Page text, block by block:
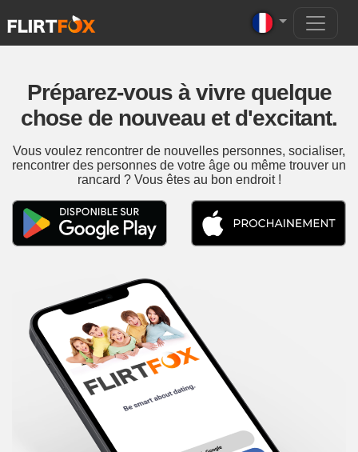
Préparez-vous à vivre quelque
chose de nouveau et d'excitant.
Vous voulez rencontrer de nouvelles personnes, socialiser,
rencontrer des personnes de votre âge ou même trouver un
rancard ? Vous êtes au bon endroit !